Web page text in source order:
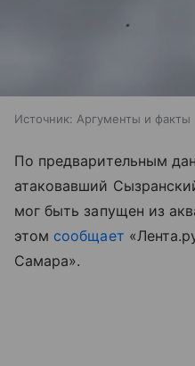
Источник: Аргументы и факты
По предварительным
атаковавший
мог быть запущен из
этом сообщает
Самара».